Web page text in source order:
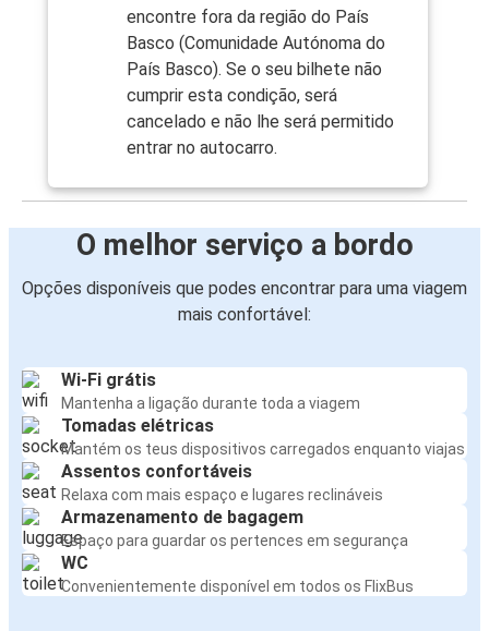
encontre fora da região do País
Basco (Comunidade Autónoma do
País Basco). Se o seu bilhete não
cumprir esta condição, será
cancelado e não lhe será permitido
entrar no autocarro.
O melhor serviço a bordo
Opções disponíveis que podes encontrar para uma viagem
mais confortável:
Wi-Fi grátis
Mantenha a ligação durante toda a viagem
Tomadas elétricas
Mantém os teus dispositivos carregados enquanto viajas
Assentos confortáveis
Relaxa com mais espaço e lugares reclináveis
Armazenamento de bagagem
Espaço para guardar os pertences em segurança
WC
Convenientemente disponível em todos os FlixBus